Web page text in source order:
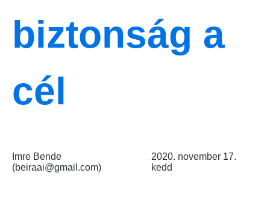
biztonság a
cél
Imre Bende
(beiraai@gmail.com)
2020. november 17.
kedd